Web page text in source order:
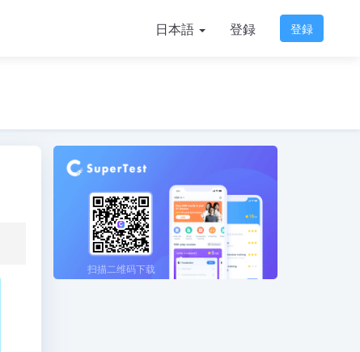
日本語 登録 登録
扫描二维码下载